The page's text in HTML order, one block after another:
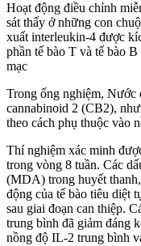
Hoạt động điều chỉnh
sát thấy ở những con
xuất interleukin-4 được
phần tế bào T và tế bào
mạc
Trong ống nghiệm, Nước
cannabinoid 2 (CB2),
theo cách phụ thuộc vào
Thí nghiệm xác minh
trong vòng 8 tuần. Các
(MDA) trong huyết
động của tế bào tiêu diệt
sau giai đoạn can thiệp.
trung bình đã giảm đáng
nồng độ IL-2 trung bình